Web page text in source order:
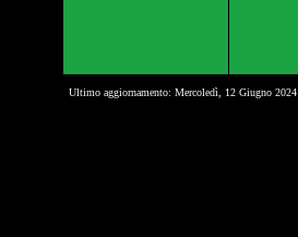
Ultimo aggiornamento: Mercoledì, 12 Giugno 2024